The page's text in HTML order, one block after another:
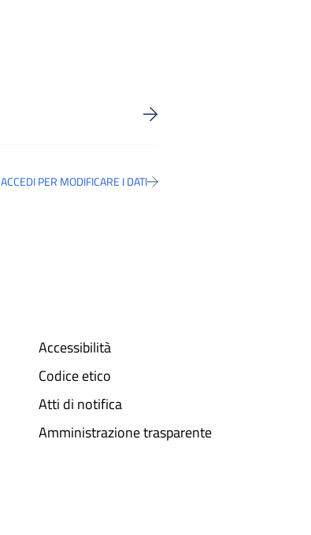
ACCEDI PER MODIFICARE I DATI
Accessibilità
Codice etico
Atti di notifica
Amministrazione trasparente